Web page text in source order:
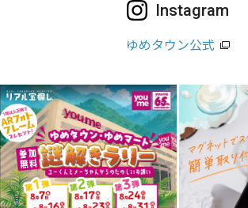
Instagram
ゆめタウン公式